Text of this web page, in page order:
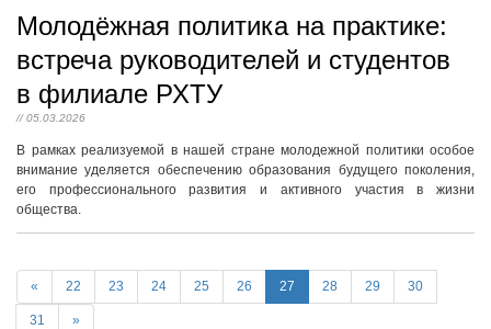
Молодёжная политика на практике:
встреча руководителей и студентов
в филиале РХТУ
// 05.03.2026
В рамках реализуемой в нашей стране молодежной политики особое
внимание уделяется обеспечению образования будущего поколения,
его профессионального развития и активного участия в жизни
общества.
« 22 23 24 25 26 27 28 29 30
31 »